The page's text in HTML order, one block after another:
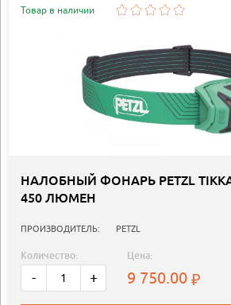
Товар в наличии
НАЛОБНЫЙ ФОНАРЬ PETZL
450 ЛЮМЕН
ПРОИЗВОДИТЕЛЬ: PETZL
Количество:
- +
Цена:
9 750.00